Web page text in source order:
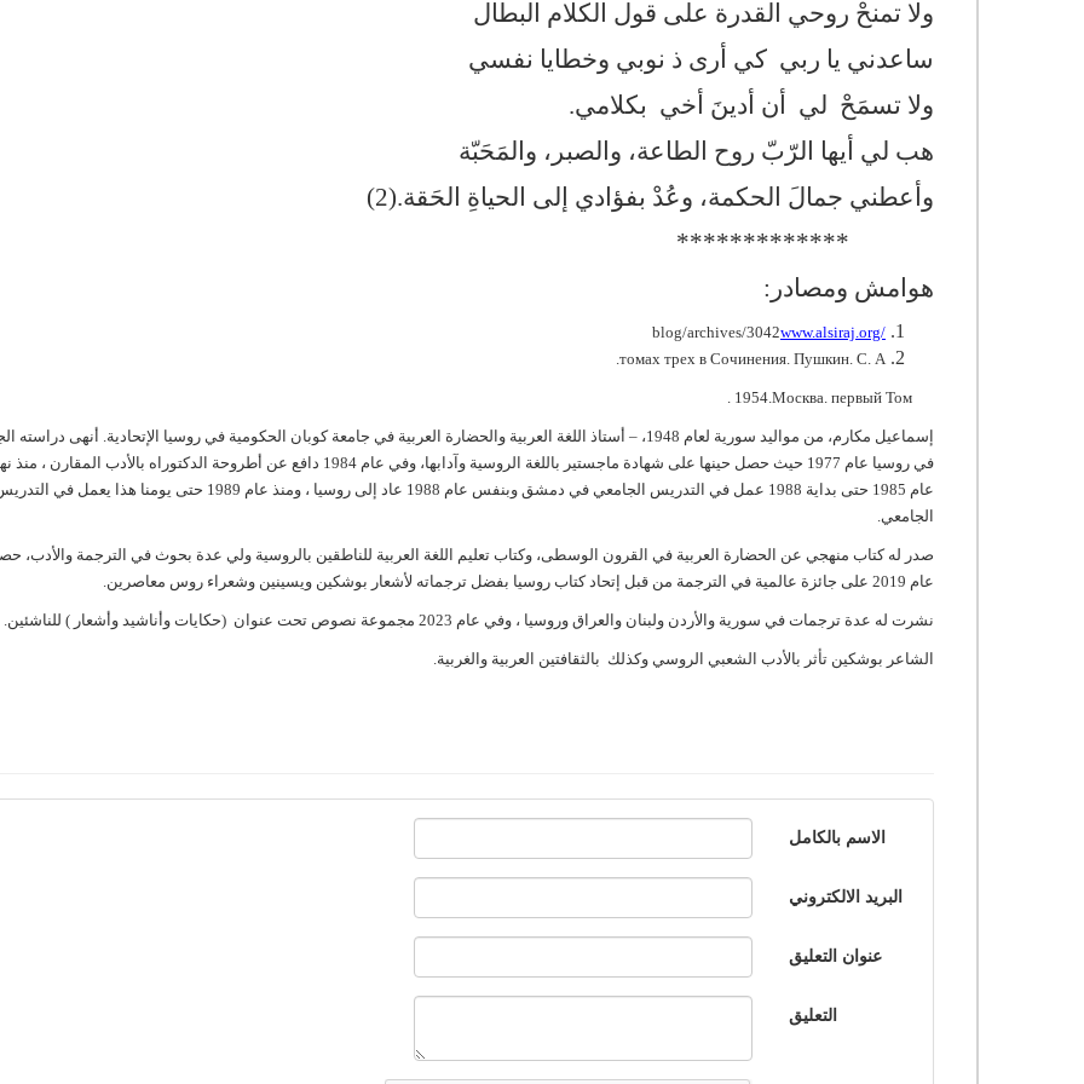
ولا تمنحْ روحي القدرة على قول الكلام البطال
ساعدني يا ربي كي أرى ذ نوبي وخطايا نفسي
ولا تسمَحْ لي أن أدينَ أخي بكلامي.
هب لي أيها الرّبّ روح الطاعة، والصبر، والمَحَبّة
وأعطني جمالَ الحكمة، وعُدْ بفؤادي إلى الحياةِ الحَقة.(2)
*************
هوامش ومصادر:
www.alsiraj.org/
blog/archives/3042
А
.
С
.
Пушкин
.
Сочинения
в
трех
томах
.
Том
первый
.
Москва
. 1954.
إسماعيل مكارم، من مواليد سورية لعام 1948، – أستاذ اللغة العربية والحضارة العربية في جامعة كوبان الحكومية في روسيا الإتحادية. أنهى دراسته
في روسيا عام 1977 حيث حصل حينها على شهادة ماجستير باللغة الروسية وآدابها، وفي عام 1984 دافع عن أطروحة الدكتوراه بالأدب المقارن ،
عام 1985 حتى بداية 1988 عمل في التدريس الجامعي في دمشق وبنفس عام 1988 عاد إلى روسيا ، ومنذ عام 1989 حتى يومنا هذا يعمل في
الجامعي.
صدر له كتاب منهجي عن الحضارة العربية في القرون الوسطى، وكتاب تعليم اللغة العربية للناطقين بالروسية ولي عدة بحوث في الترجمة والأدب،
عام 2019 على جائزة عالمية في الترجمة من قبل إتحاد كتاب روسيا بفضل ترجماته لأشعار بوشكين ويسينين وشعراء روس معاصرين.
نشرت له عدة ترجمات في سورية والأردن ولبنان والعراق وروسيا ، وفي عام 2023 مجموعة نصوص تحت عنوان (حكايات وأناشيد وأشعار ) للناشئين.
الشاعر بوشكين تأثر بالأدب الشعبي الروسي وكذلك بالثقافتين العربية والغربية.
الاسم بالكامل
البريد الالكتروني
عنوان التعليق
التعليق